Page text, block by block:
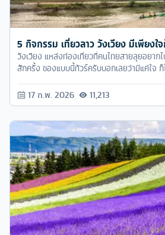
5 กิจกรรม เที่ยวลาว วังเวียง มีเพียงใ
วังเวียง แหล่งท่องเที่ยวที่คนไทยสายลุยอยาก
สักครั้ง ของแบบนี้ทัวร์ครับบอกเลยว่ามีแค่ใจ ก็
17 ก.พ. 2026 11,213